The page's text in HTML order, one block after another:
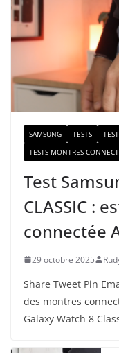
e
m
i
SAMSUNG TESTS
TESTS MONTRES
Test
CLASSIC :
connectée
29 octobre 2025
Share Tweet Pin
des montres
Galaxy Watch 8